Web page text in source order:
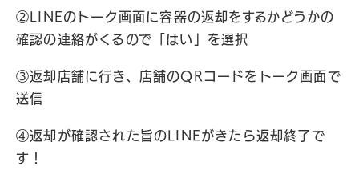
②LINEのトーク画面に容器の返却をするかどうかの
確認の連絡がくるので「はい」を選択
③返却店舗に行き、店舗のQRコードをトーク画面で
送信
④返却が確認された旨のLINEがきたら返却終了で
す！